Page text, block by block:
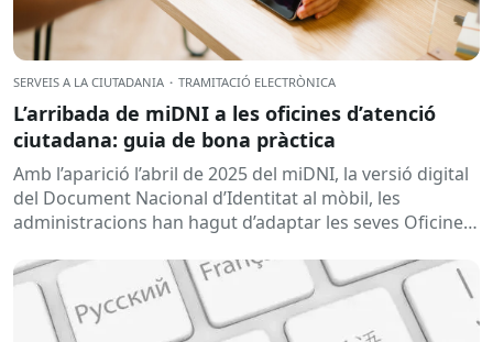
SERVEIS A LA CIUTADANIA · TRAMITACIÓ ELECTRÒNICA
L’arribada de miDNI a les oficines d’atenció
ciutadana: guia de bona pràctica
Amb l’aparició l’abril de 2025 del miDNI, la versió digital
del Document Nacional d’Identitat al mòbil, les
administracions han hagut d’adaptar les seves Oficines